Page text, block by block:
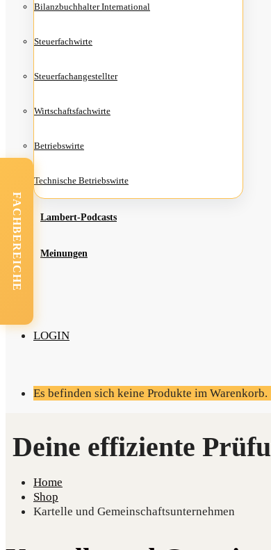
Bilanz­buch­hal­ter International
Steu­er­fach­wir­te
Steu­er­fach­an­ge­stell­ter
Wirt­schafts­fach­wir­te
Betriebs­wir­te
Tech­ni­sche Betriebswirte
Lam­­bert-Pod­­casts
Mei­nun­gen
LOGIN
Es befinden sich keine Produkte im Warenkorb.
Home
Shop
Kartelle und Gemeinschaftsunternehmen
FACHBEREICHE